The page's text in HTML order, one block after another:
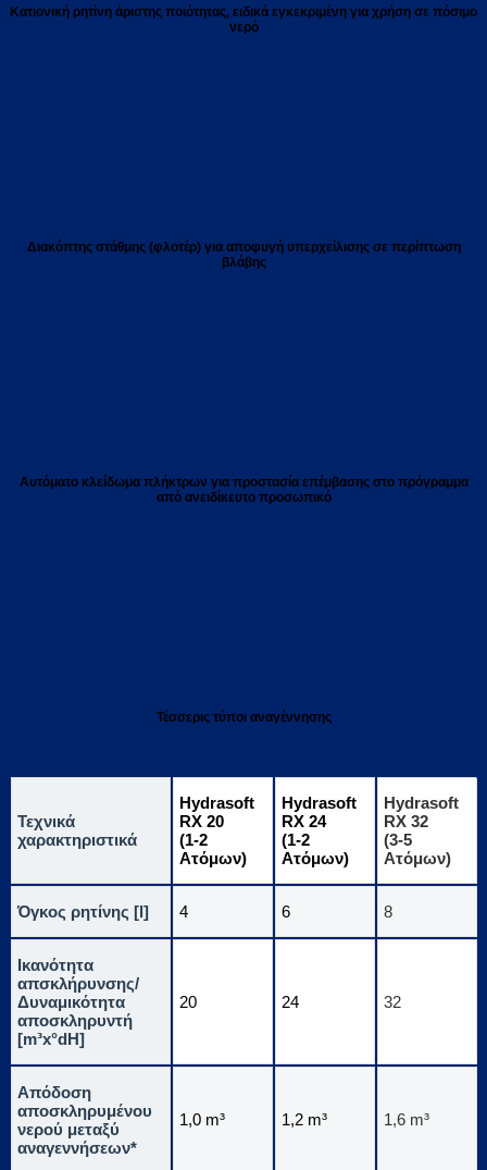
Κατιονική ρητίνη άριστης ποιότητας, ειδικά εγκεκριμένη για χρήση σε πόσιμο
νερό
Διακόπτης στάθμης (φλοτέρ) για αποφυγή υπερχείλισης σε περίπτωση
βλάβης
Αυτόματο κλείδωμα πλήκτρων για προστασία επέμβασης στο πρόγραμμα
από ανειδίκευτο προσωπικό
Τέσσερις τύποι αναγέννησης
Τεχνικά
χαρακτηριστικά
Hydrasoft
RX 20
(1-2
Ατόμων)
Hydrasoft
RX 24
(1-2
Ατόμων)
Hydrasoft
RX 32
(3-5
Ατόμων)
Όγκος ρητίνης [l] 4 6 8
Ικανότητα
απσκλήρυνσης/
Δυναμικότητα
αποσκληρυντή
[m³x°dH]
20 24 32
Απόδοση
αποσκληρυμένου
νερού μεταξύ
αναγεννήσεων*
1,0 m³ 1,2 m³ 1,6 m³